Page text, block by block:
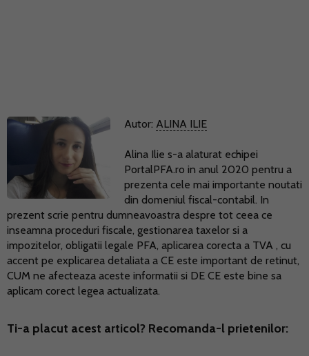
Autor: ALINA ILIE
Alina Ilie s-a alaturat echipei
PortalPFA.ro in anul 2020 pentru a
prezenta cele mai importante noutati
din domeniul fiscal-contabil. In
prezent scrie pentru dumneavoastra despre tot ceea ce
inseamna proceduri fiscale, gestionarea taxelor si a
impozitelor, obligatii legale PFA, aplicarea corecta a TVA , cu
accent pe explicarea detaliata a CE este important de retinut,
CUM ne afecteaza aceste informatii si DE CE este bine sa
aplicam corect legea actualizata.
Ti-a placut acest articol? Recomanda-l prietenilor: